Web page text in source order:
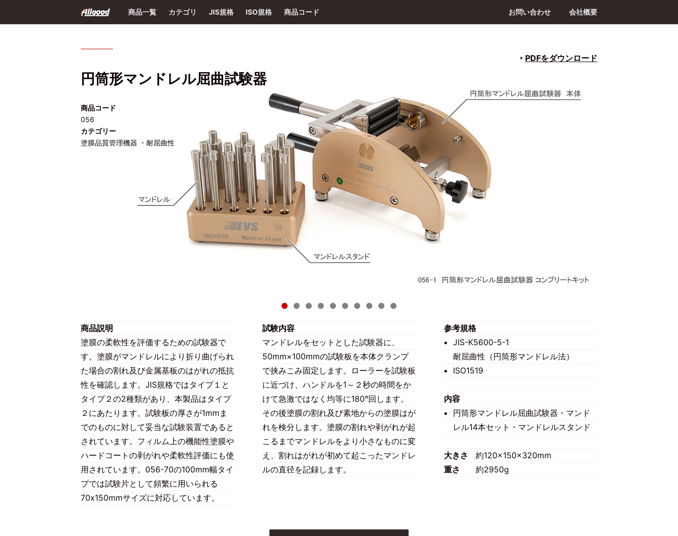
商品一覧 カテゴリ JIS規格 ISO規格 商品コード 会社概要
お問い合わせ
円筒形マンドレル屈曲試験器
商品コード
056
カテゴリー
塗膜品質管理機器 ・耐屈曲性
PDFをダウンロード
商品説明
塗膜の柔軟性を評価するための試験器で
す。塗膜がマンドレルにより折り曲げられ
た場合の割れ及び金属基板のはがれの抵抗
性を確認します。JIS規格ではタイプ１と
タイプ２の2種類があり、本製品はタイプ
２にあたります。試験板の厚さが1mmま
でのものに対して妥当な試験装置であると
されています。フィルム上の機能性塗膜や
ハードコートの剥がれや柔軟性評価にも使
用されています。056-70の100mm幅タイ
プでは試験片として頻繁に用いられる
70x150mmサイズに対応しています。
試験内容
マンドレルをセットとした試験器に、
50mm×100mmの試験板を本体クランプ
で挟みこみ固定します。ローラーを試験板
に近づけ、ハンドルを1～２秒の時間をか
けて急激ではなく均等に180°回します。
その後塗膜の割れ及び素地からの塗膜はが
れを検分します。塗膜の割れや剥がれが起
こるまでマンドレルをより小さなものに変
え、割れはがれが初めて起こったマンドレ
ルの直径を記録します。
参考規格
JIS-K5600-5-1
耐屈曲性（円筒形マンドレル法）
ISO1519
内容
円筒形マンドレル屈曲試験器・マンド
レル14本セット・マンドレルスタンド
大きさ
約120×150×320mm
重さ
約2950g